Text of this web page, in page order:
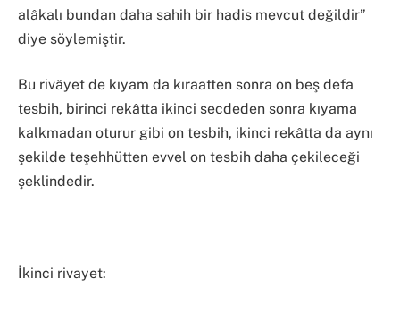
alâkalı bundan daha sahih bir hadis mevcut değildir”
diye söylemiştir.
Bu rivâyet de kıyam da kıraatten sonra on beş defa
tesbih, birinci rekâtta ikinci secdeden sonra kıyama
kalkmadan oturur gibi on tesbih, ikinci rekâtta da aynı
şekilde teşehhütten evvel on tesbih daha çekileceği
şeklindedir.
İkinci rivayet: